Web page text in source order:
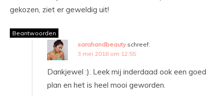
gekozen, ziet er geweldig uit!
Beantwoorden
sarahandbeauty schreef:
3 mei 2018 om 12:55
Dankjewel :). Leek mij inderdaad ook een goed
plan en het is heel mooi geworden.